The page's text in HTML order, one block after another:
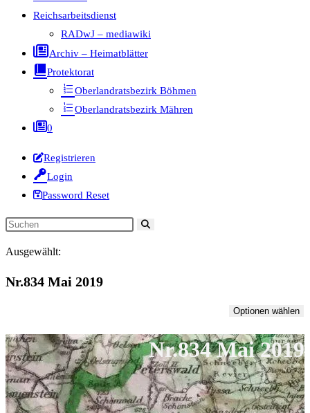
Reichsarbeitsdienst
RADwJ – mediawiki
Archiv – Heimatblätter
Protektorat
Oberlandratsbezirk Böhmen
Oberlandratsbezirk Mähren
0
Registrieren
Login
Password Reset
Diese
durchsuchen
Ausgewählt:
Nr.834 Mai 2019
Optionen wählen
Nr.834 Mai 2019